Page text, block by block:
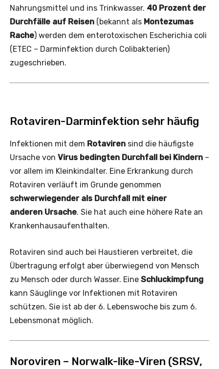
Nahrungsmittel und ins Trinkwasser. 40 Prozent der
Durchfälle auf Reisen (bekannt als Montezumas
Rache) werden dem enterotoxischen Escherichia coli
(ETEC – Darminfektion durch Colibakterien)
zugeschrieben.
Rotaviren-Darminfektion sehr häufig
Infektionen mit dem Rotaviren sind die häufigste
Ursache von Virus bedingten Durchfall bei Kindern –
vor allem im Kleinkindalter. Eine Erkrankung durch
Rotaviren verläuft im Grunde genommen
schwerwiegender als Durchfall mit einer
anderen Ursache. Sie hat auch eine höhere Rate an
Krankenhausaufenthalten.
Rotaviren sind auch bei Haustieren verbreitet, die
Übertragung erfolgt aber überwiegend von Mensch
zu Mensch oder durch Wasser. Eine Schluckimpfung
kann Säuglinge vor Infektionen mit Rotaviren
schützen. Sie ist ab der 6. Lebenswoche bis zum 6.
Lebensmonat möglich.
Noroviren – Norwalk-like-Viren (SRSV,